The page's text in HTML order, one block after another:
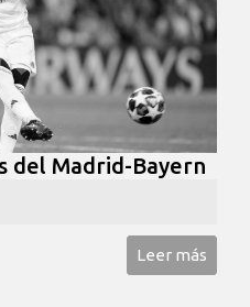
del Madrid-Bayern
Leer más